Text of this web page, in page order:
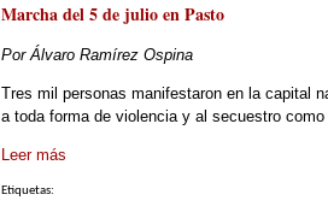
Marcha del 5 de julio en Pasto
Por Álvaro Ramírez Ospina
Tres mil personas manifestaron en la capital
a toda forma de violencia y al secuestro
Leer más
Etiquetas: